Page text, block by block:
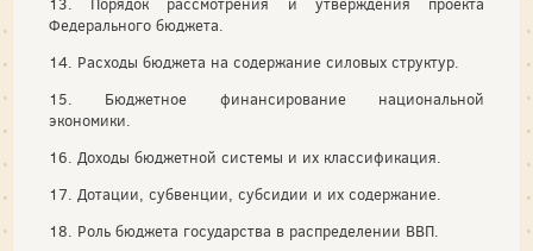
Федерального бюджета.
14. Расходы бюджета на содержание силовых структур.
15. Бюджетное финансирование национальной
экономики.
16. Доходы бюджетной системы и их классификация.
17. Дотации, субвенции, субсидии и их содержание.
18. Роль бюджета государства в распределении ВВП.